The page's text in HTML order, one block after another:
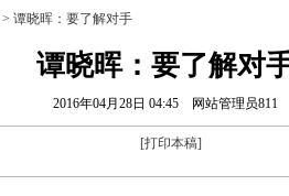
> 谭晓晖：要了解对手
谭晓晖：要了解对
2016年04月28日 04:45 网站管理员811
[打印本稿]